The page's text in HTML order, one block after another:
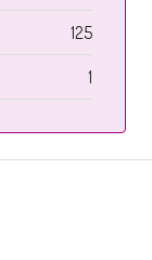
125
1